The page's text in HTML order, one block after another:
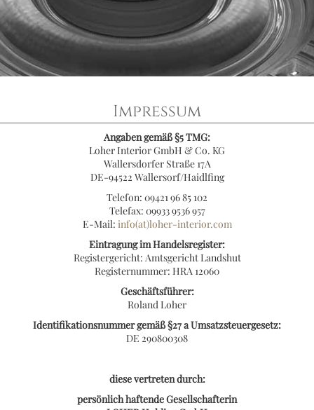
Impressum
Angaben gemäß §5 TMG:
Loher Interior GmbH & Co. KG
Wallersdorfer Straße 17A
DE-94522 Wallersorf/Haidlfing
Telefon: 09421 96 85 102
Telefax: 09933 9536 957
E-Mail: info(at)loher-interior.com
Eintragung im Handelsregister:
Registergericht: Amtsgericht Landshut
Registernummer: HRA 12060
Geschäftsführer:
Roland Loher
Identifikationsnummer gemäß §27 a Umsatzsteuergesetz:
DE 290800308
diese vertreten durch:
persönlich haftende Gesellschafterin